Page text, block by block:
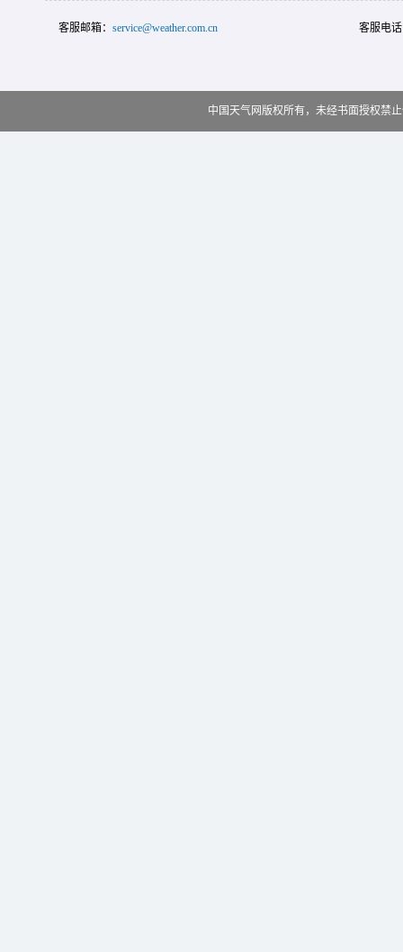
客服邮箱： service@weather.com.cn 客服电
中国天气网版权所有，未经书面授权